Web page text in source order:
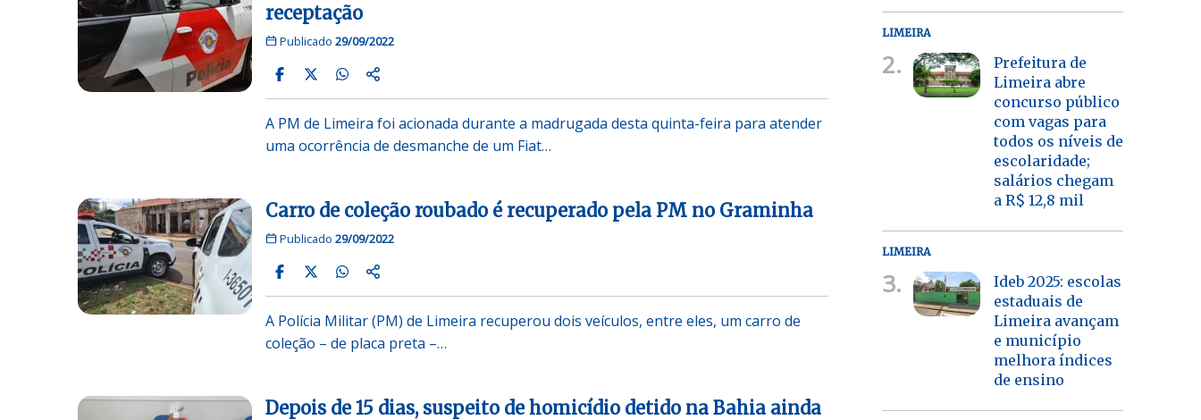
receptação
Publicado 29/09/2022
A PM de Limeira foi acionada durante a madrugada desta quinta-feira para atender
uma ocorrência de desmanche de um Fiat…
Carro de coleção roubado é recuperado pela PM no Graminha
Publicado 29/09/2022
A Polícia Militar (PM) de Limeira recuperou dois veículos, entre eles, um carro de
coleção – de placa preta –…
Depois de 15 dias, suspeito de homicídio detido na Bahia ainda
LIMEIRA
2.
Prefeitura de
Limeira abre
concurso público
com vagas para
todos os níveis de
escolaridade;
salários chegam
a R$ 12,8 mil
LIMEIRA
3.
Ideb 2025: escolas
estaduais de
Limeira avançam
e município
melhora índices
de ensino